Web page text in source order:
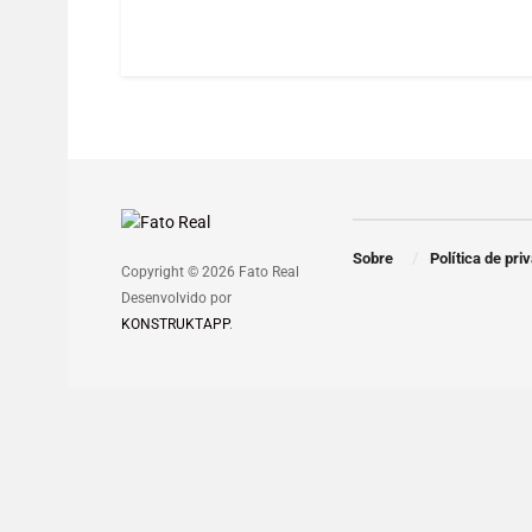
Copyright © 2026 Fato Real
Desenvolvido por
KONSTRUKTAPP.
Sobre Política de